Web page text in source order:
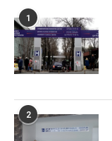
1
2